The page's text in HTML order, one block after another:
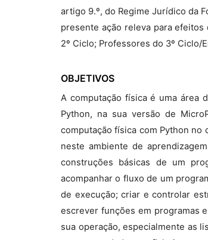
artigo 9.º, do Regime Jurídico da
presente ação releva para
2º Ciclo; Professores do 3º Ciclo/
OBJETIVOS
A computação física é uma área
Python, na sua versão de
computação física com Python no
neste ambiente de
construções básicas de um
acompanhar o fluxo de um
de execução; criar e controlar
escrever funções em programas
sua operação, especialmente as